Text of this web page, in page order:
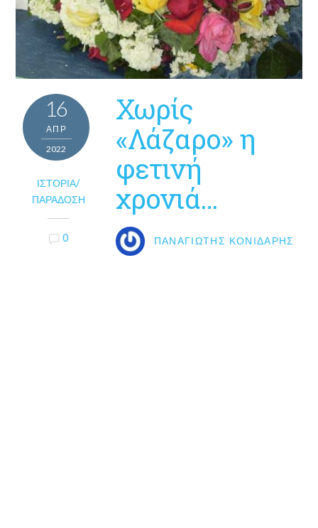
16
ΑΠΡ
2022
ΙΣΤΟΡΊΑ/
ΠΑΡΆΔΟΣΗ
0
Χωρίς
«Λάζαρο» η
φετινή
χρονιά…
ΠΑΝΑΓΙΏΤΗΣ ΚΟΝΙΔΆΡΗΣ